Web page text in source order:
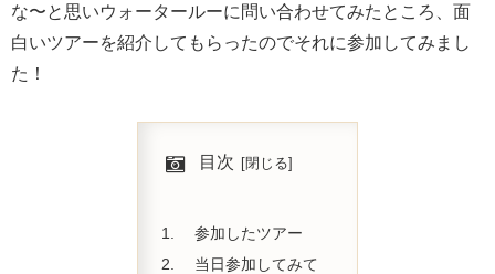
な〜と思いウォータールーに問い合わせてみたところ、面
白いツアーを紹介してもらったのでそれに参加してみまし
た！
目次
参加したツアー
当日参加してみて